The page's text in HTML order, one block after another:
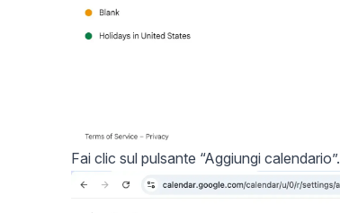
Fai clic sul pulsante “Aggiungi calendario”.